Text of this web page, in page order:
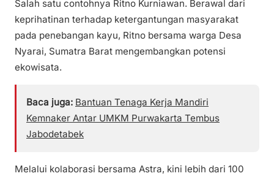
Salah satu contohnya Ritno Kurniawan. Berawal dari
keprihatinan terhadap ketergantungan masyarakat
pada penebangan kayu, Ritno bersama warga Desa
Nyarai, Sumatra Barat mengembangkan potensi
ekowisata.
Baca juga: Bantuan Tenaga Kerja Mandiri
Kemnaker Antar UMKM Purwakarta Tembus
Jabodetabek
Melalui kolaborasi bersama Astra, kini lebih dari 100